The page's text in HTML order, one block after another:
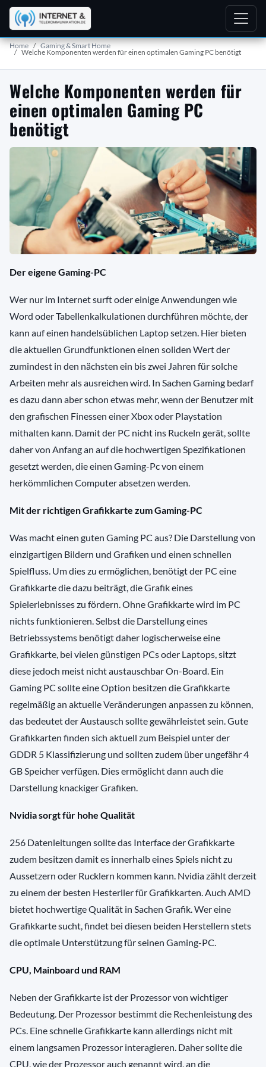
Home Gaming & Smart Home
Welche Komponenten werden für einen optimalen Gaming PC benötigt
Welche Komponenten werden für
einen optimalen Gaming PC
benötigt
Der eigene Gaming-PC
Wer nur im Internet surft oder einige Anwendungen wie
Word oder Tabellenkalkulationen durchführen möchte, der
kann auf einen handelsüblichen Laptop setzen. Hier bieten
die aktuellen Grundfunktionen einen soliden Wert der
zumindest in den nächsten ein bis zwei Jahren für solche
Arbeiten mehr als ausreichen wird. In Sachen Gaming bedarf
es dazu dann aber schon etwas mehr, wenn der Benutzer mit
den grafischen Finessen einer Xbox oder Playstation
mithalten kann. Damit der PC nicht ins Ruckeln gerät, sollte
daher von Anfang an auf die hochwertigen Spezifikationen
gesetzt werden, die einen Gaming-Pc von einem
herkömmlichen Computer absetzen werden.
Mit der richtigen Grafikkarte zum Gaming-PC
Was macht einen guten Gaming PC aus? Die Darstellung von
einzigartigen Bildern und Grafiken und einen schnellen
Spielfluss. Um dies zu ermöglichen, benötigt der PC eine
Grafikkarte die dazu beiträgt, die Grafik eines
Spielerlebnisses zu fördern. Ohne Grafikkarte wird im PC
nichts funktionieren. Selbst die Darstellung eines
Betriebssystems benötigt daher logischerweise eine
Grafikkarte, bei vielen günstigen PCs oder Laptops, sitzt
diese jedoch meist nicht austauschbar On-Board. Ein
Gaming PC sollte eine Option besitzen die Grafikkarte
regelmäßig an aktuelle Veränderungen anpassen zu können,
das bedeutet der Austausch sollte gewährleistet sein. Gute
Grafikkarten finden sich aktuell zum Beispiel unter der
GDDR 5 Klassifizierung und sollten zudem über ungefähr 4
GB Speicher verfügen. Dies ermöglicht dann auch die
Darstellung knackiger Grafiken.
Nvidia sorgt für hohe Qualität
256 Datenleitungen sollte das Interface der Grafikkarte
zudem besitzen damit es innerhalb eines Spiels nicht zu
Aussetzern oder Rucklern kommen kann. Nvidia zählt derzeit
zu einem der besten Hesterller für Grafikkarten. Auch AMD
bietet hochwertige Qualität in Sachen Grafik. Wer eine
Grafikkarte sucht, findet bei diesen beiden Herstellern stets
die optimale Unterstützung für seinen Gaming-PC.
CPU, Mainboard und RAM
Neben der Grafikkarte ist der Prozessor von wichtiger
Bedeutung. Der Prozessor bestimmt die Rechenleistung des
PCs. Eine schnelle Grafikkarte kann allerdings nicht mit
einem langsamen Prozessor interagieren. Daher sollte die
CPU, wie der Prozessor auch genannt wird, an die